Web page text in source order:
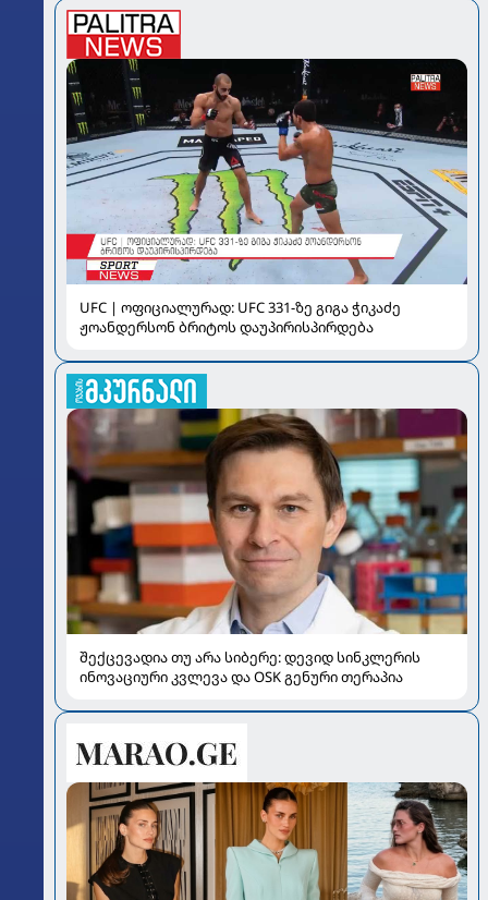
UFC | ოფიციალურად: UFC 331-ზე გიგა ჭიკაძე
ჟოანდერსონ ბრიტოს დაუპირისპირდება
შექცევადია თუ არა სიბერე: დევიდ სინკლერის
ინოვაციური კვლევა და OSK გენური თერაპია